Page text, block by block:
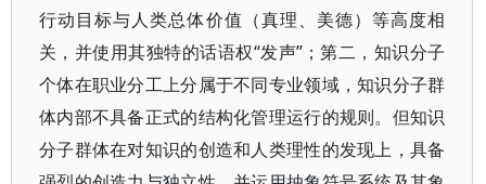
行动目标与人类总体价值（真理、美德）等高度相
关，并使用其独特的话语权“发声”；第二，知识分子
个体在职业分工上分属于不同专业领域，知识分子群
体内部不具备正式的结构化管理运行的规则。但知识
分子群体在对知识的创造和人类理性的发现上，具备